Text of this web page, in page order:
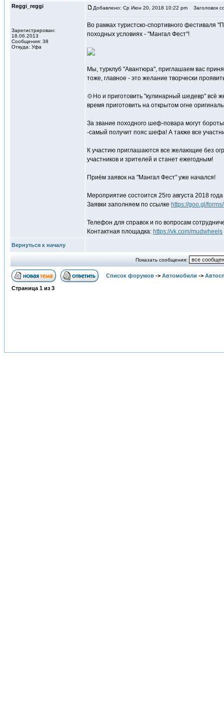
Reggi_reggi
Зарегистрирован:
18.06.2013
Сообщения: 38
Откуда: Уфа
Добавлено: Ср Июн 20, 2018 10:22 pm Заголовок
Во рамках туристско-спортивного фестиваля
походных условиях - "Мангал Фест"!
Мы, турклуб "Авантюра", приглашаем вас
тоже, главное - это желание творчески
🍲Но и приготовить "кулинарный шедевр" всё
время приготовить на открытом огне
За звание походного шеф-повара могут
-самый получит пояс шефа! А также все
К участию приглашаются все желающие без
участников и зрителей и станет ежегодным!
Приём заявок на "Мангал Фест" уже начался!
Мероприятие состоится 25го августа 2018
Заявки заполняем по ссылке https://goo.gl/
Телефон для справок и по вопросам
Контактная площадка: https://vk.com/mudwheels
Вернуться к началу
Показать сообщения:
Список форумов -> Автомобили ->
Страница 1 из 3